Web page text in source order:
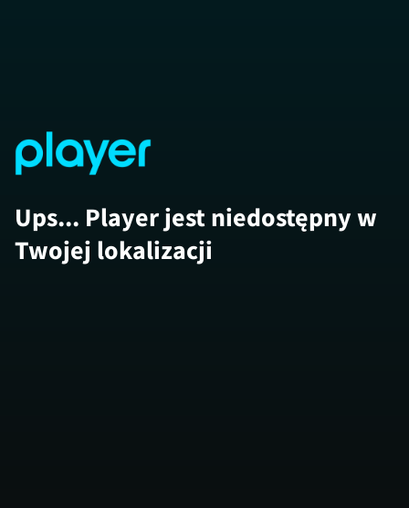
Ups... Player jest niedostępny w
Twojej lokalizacji